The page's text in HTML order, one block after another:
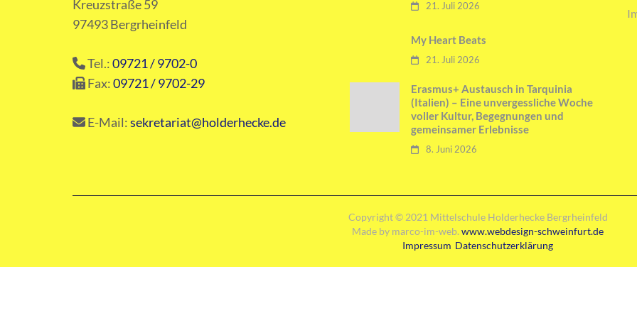
Kreuzstraße 59
97493 Bergrheinfeld
Tel.:09721 / 9702-0
Fax:09721 / 9702-29
E-Mail:sekretariat@holderhecke.de
21. Juli 2026
My Heart Beats
21. Juli 2026
Erasmus+ Austausch in Tarquinia
(Italien) – Eine unvergessliche Woche
voller Kultur, Begegnungen und
gemeinsamer Erlebnisse
8. Juni 2026
Copyright © 2021 Mittelschule Holderhecke Bergrheinfeld
Made by marco-im-web. www.webdesign-schweinfurt.de
Impressum Datenschutzerklärung